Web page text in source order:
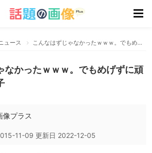
ュース こんなはずじゃなかったｗｗｗ。でもめげずに頑張るデモの様子
なかったｗｗｗ。でもめげずに頑
像プラス
11-09 更新日 2022-12-05